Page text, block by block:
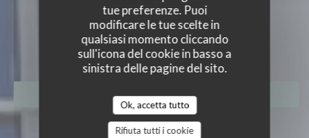
tue preferenze. Puoi
modificare le tue scelte in
qualsiasi momento cliccando
sull'icona del cookie in basso a
sinistra delle pagine del sito.
Ok, accetta tutto
Rifiuta tutti i cookie
LA VIGIEBIRRERIA|PIRIAC SUR MER
PRENOTA